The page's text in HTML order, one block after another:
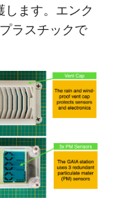
ます。エンク
ラスチックで